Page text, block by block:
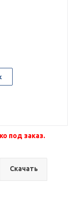
под заказ.
Скачать